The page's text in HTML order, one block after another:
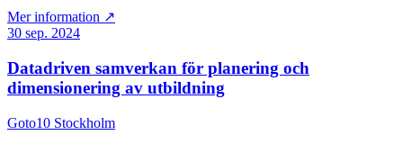
Mer information ↗
30 sep. 2024
Datadriven samverkan för planering och
dimensionering av utbildning
Goto10 Stockholm